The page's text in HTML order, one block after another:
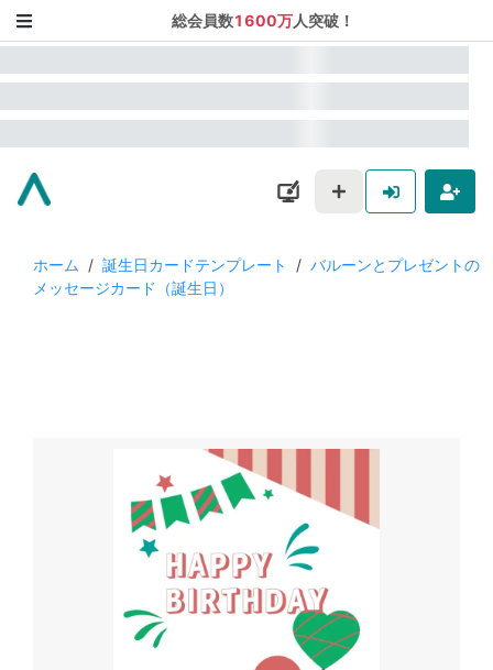
総会員数1600万人突破！
ホーム / 誕生日カードテンプレート / バルーンとプレゼントの
メッセージカード（誕生日）